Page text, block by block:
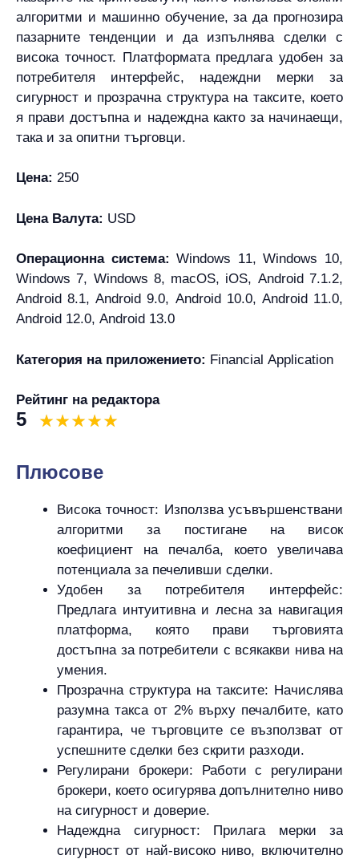
алгоритми и машинно обучение, за да прогнозира
пазарните тенденции и да изпълнява сделки с
висока точност. Платформата предлага удобен за
потребителя интерфейс, надеждни мерки за
сигурност и прозрачна структура на таксите, което
я прави достъпна и надеждна както за начинаещи,
така и за опитни търговци.
Цена: 250
Цена Валута: USD
Операционна система: Windows 11, Windows 10,
Windows 7, Windows 8, macOS, iOS, Android 7.1.2,
Android 8.1, Android 9.0, Android 10.0, Android 11.0,
Android 12.0, Android 13.0
Категория на приложението: Financial Application
Рейтинг на редактора
5
Плюсове
Висока точност: Използва усъвършенствани
алгоритми за постигане на висок
коефициент на печалба, което увеличава
потенциала за печеливши сделки.
Удобен за потребителя интерфейс:
Предлага интуитивна и лесна за навигация
платформа, която прави търговията
достъпна за потребители с всякакви нива на
умения.
Прозрачна структура на таксите: Начислява
разумна такса от 2% върху печалбите, като
гарантира, че търговците се възползват от
успешните сделки без скрити разходи.
Регулирани брокери: Работи с регулирани
брокери, което осигурява допълнително ниво
на сигурност и доверие.
Надеждна сигурност: Прилага мерки за
сигурност от най-високо ниво, включително